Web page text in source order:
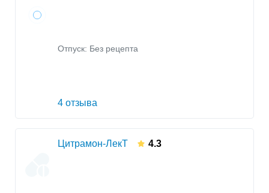
Отпуск: Без рецепта
4 отзыва
Цитрамон-ЛекТ 4.3